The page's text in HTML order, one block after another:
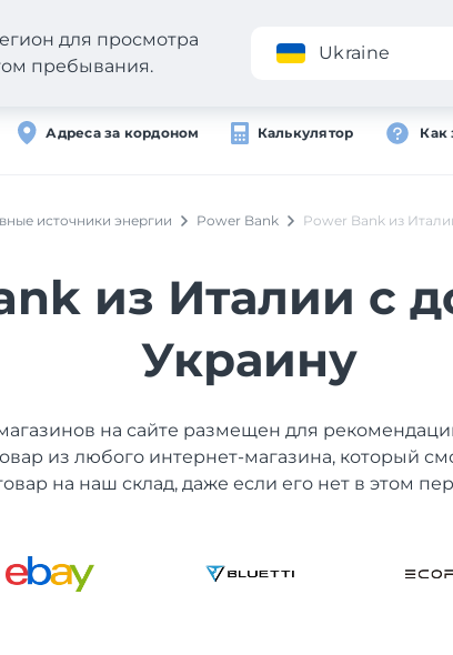
Приложение
Адреса за кордоном Калькулятор Как
для просмотра
пребывания.
Ukraine
источники энергии Power Bank Power Bank из
из Италии с
Украину
на сайте размещен для
из любого интернет-магазина, который
на наш склад, даже если его нет в этом